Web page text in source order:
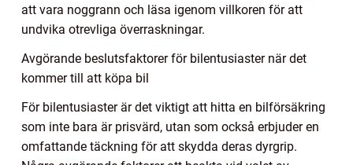
att vara noggrann och läsa igenom villkoren för att
undvika otrevliga överraskningar.
Avgörande beslutsfaktorer för bilentusiaster när det
kommer till att köpa bil
För bilentusiaster är det viktigt att hitta en bilförsäkring
som inte bara är prisvärd, utan som också erbjuder en
omfattande täckning för att skydda deras dyrgrip.